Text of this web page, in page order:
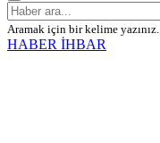
Aramak için bir kelime yazınız.
HABER İHBAR